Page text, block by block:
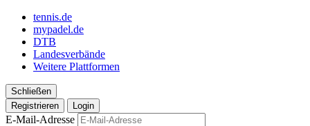
tennis.de
mypadel.de
DTB
Landesverbände
Weitere Plattformen
Schließen
Registrieren
Login
E-Mail-Adresse